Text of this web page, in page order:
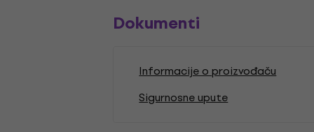
Dokumenti
Informacije o proizvođaču
Sigurnosne upute